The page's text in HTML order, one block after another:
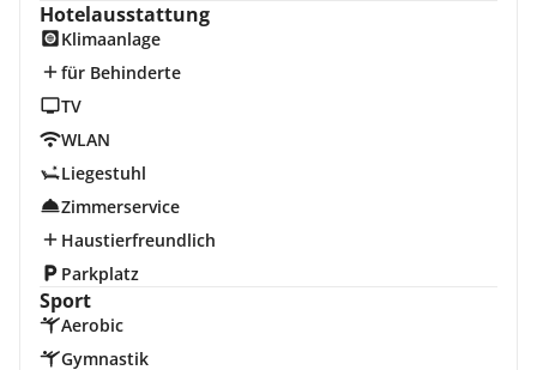
Hotelausstattung
Klimaanlage
für Behinderte
TV
WLAN
Liegestuhl
Zimmerservice
Haustierfreundlich
Parkplatz
Sport
Aerobic
Gymnastik